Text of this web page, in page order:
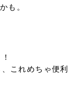
も。
これめちゃ便利